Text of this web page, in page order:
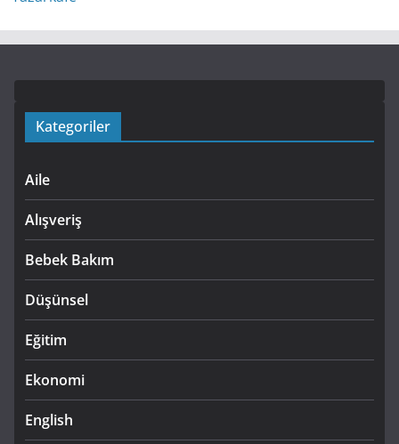
Kategoriler
Aile
Alışveriş
Bebek Bakım
Düşünsel
Eğitim
Ekonomi
English